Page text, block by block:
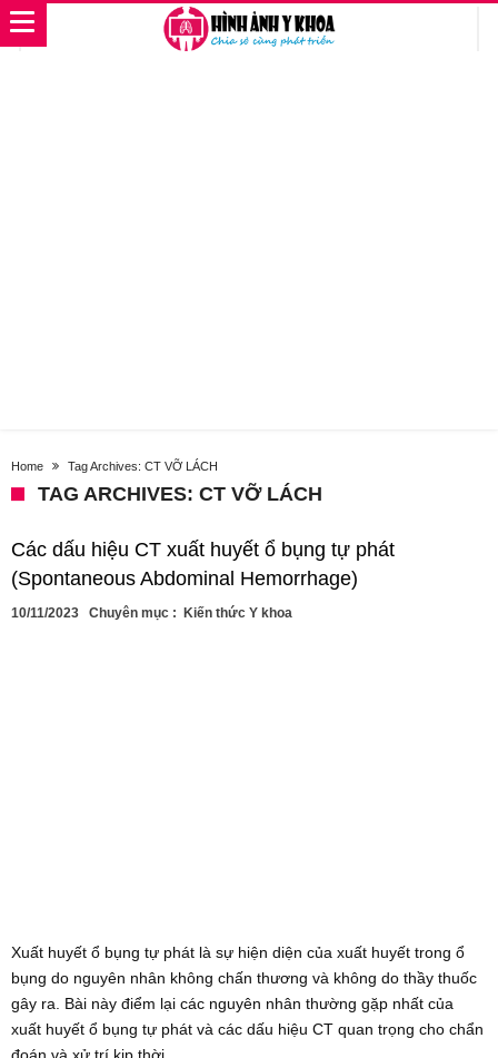
Home Tag Archives: CT VỠ LÁCH
TAG ARCHIVES: CT VỠ LÁCH
Các dấu hiệu CT xuất huyết ổ bụng tự phát
(Spontaneous Abdominal Hemorrhage)
10/11/2023 Chuyên mục : Kiến thức Y khoa
Xuất huyết ổ bụng tự phát là sự hiện diện của xuất huyết trong ổ
bụng do nguyên nhân không chấn thương và không do thầy thuốc
gây ra. Bài này điểm lại các nguyên nhân thường gặp nhất của
xuất huyết ổ bụng tự phát và các dấu hiệu CT quan trọng cho chẩn